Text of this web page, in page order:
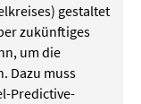
gestaltet
zukünftiges
um die
Dazu muss
Predictive-